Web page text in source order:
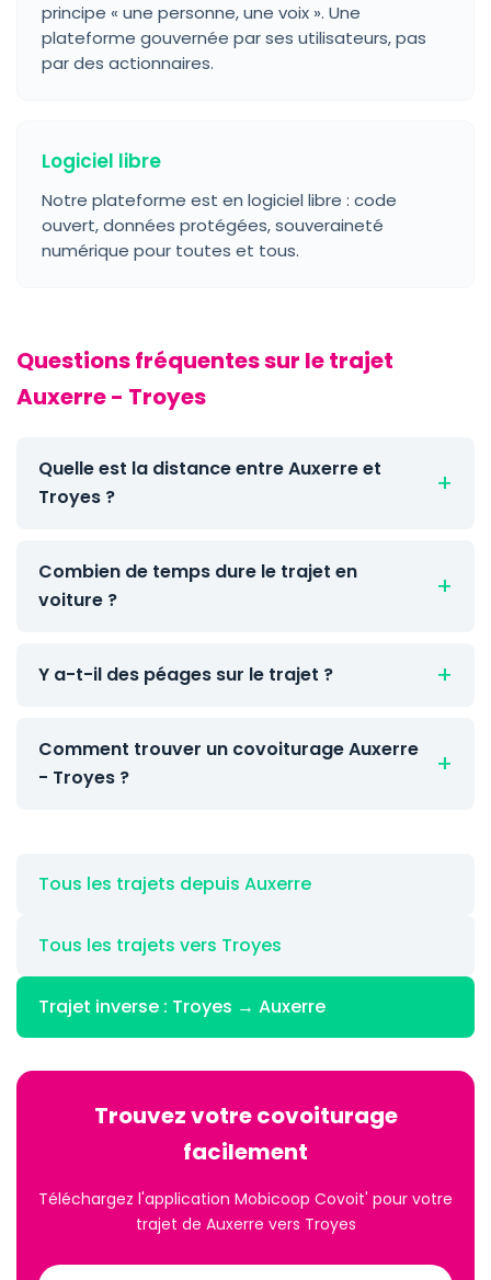
principe « une personne, une voix ». Une
plateforme gouvernée par ses utilisateurs, pas
par des actionnaires.
Logiciel libre
Notre plateforme est en logiciel libre : code
ouvert, données protégées, souveraineté
numérique pour toutes et tous.
Questions fréquentes sur le trajet
Auxerre - Troyes
Quelle est la distance entre Auxerre et
Troyes ?
Combien de temps dure le trajet en
voiture ?
Y a-t-il des péages sur le trajet ?
Comment trouver un covoiturage Auxerre
- Troyes ?
Tous les trajets depuis Auxerre
Tous les trajets vers Troyes
Trajet inverse : Troyes → Auxerre
Trouvez votre covoiturage
facilement
Téléchargez l'application Mobicoop Covoit' pour votre
trajet de Auxerre vers Troyes